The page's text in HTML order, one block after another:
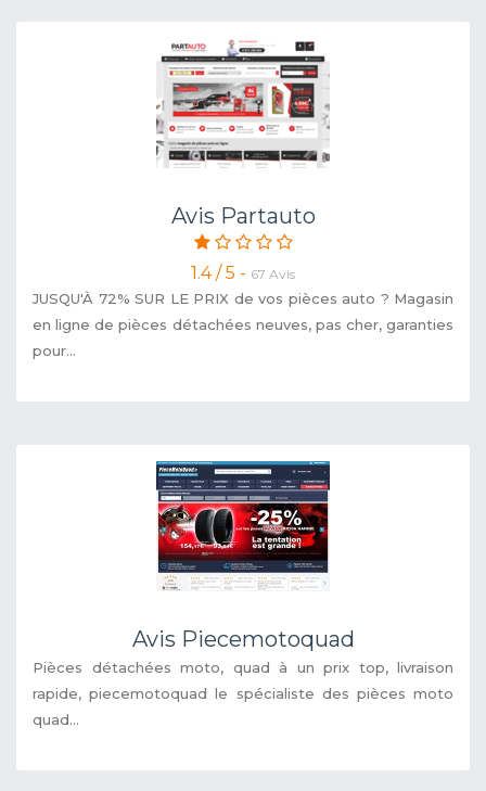
Avis Partauto
1.4 / 5 - 67 Avis
JUSQU'À 72% SUR LE PRIX de vos pièces auto ? Magasin
en ligne de pièces détachées neuves, pas cher, garanties
pour...
Avis Piecemotoquad
Pièces détachées moto, quad à un prix top, livraison
rapide, piecemotoquad le spécialiste des pièces moto
quad...